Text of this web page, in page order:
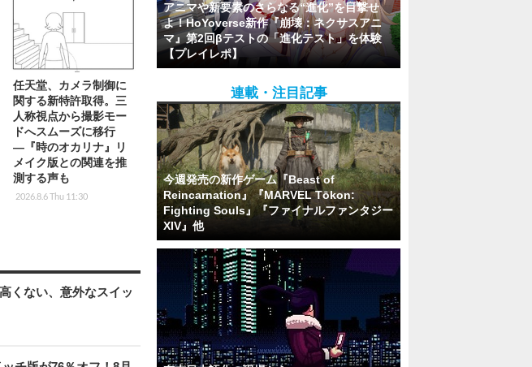
任天堂、カメラ制御に
関する新特許取得。三
人称視点から撮影モー
ドへスムーズに移行
―『時のオカリナ』リ
メイク版との関連を推
測する声も
2026.8.6 Thu 11:30
くない、意外なスイッ
アニマや新要素のさらなる“進化”を目撃せ
よ！HoYoverse新作『崩壊：ネクサスアニ
マ』第2回βテストの「進化テスト」を体験
【プレイレポ】
連載・注目記事
今週発売の新作ゲーム『Beast of
Reincarnation』『MARVEL Tōkon:
Fighting Souls』『ファイナルファンタジー
XIV』他